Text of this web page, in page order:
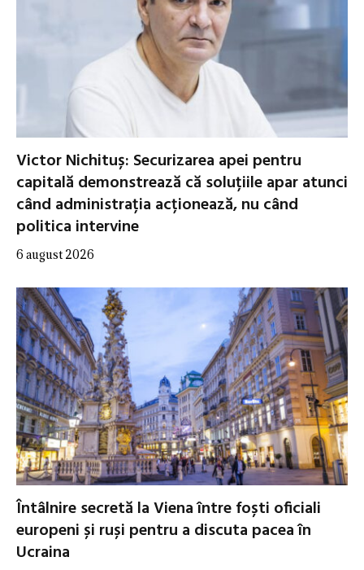
Victor Nichituș: Securizarea apei pentru
capitală demonstrează că soluțiile apar atunci
când administrația acționează, nu când
politica intervine
6 august 2026
Întâlnire secretă la Viena între foști oficiali
europeni și ruși pentru a discuta pacea în
Ucraina